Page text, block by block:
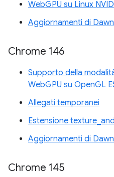
WebGPU su Linux
Aggiornamenti di Dawn
Chrome 146
Supporto della
WebGPU su OpenGL
Allegati temporanei
Estensione
Aggiornamenti di Dawn
Chrome 145